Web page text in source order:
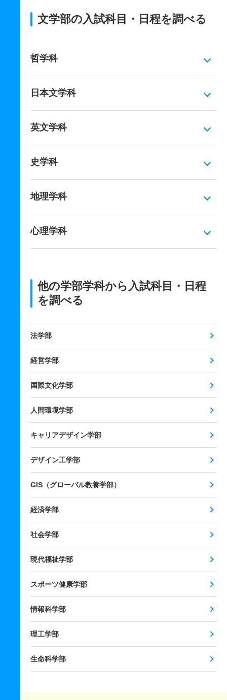
文学部の入試科目・日程を調べる
哲学科
日本文学科
英文学科
史学科
地理学科
心理学科
他の学部学科から入試科目・日程
を調べる
法学部
経営学部
国際文化学部
人間環境学部
キャリアデザイン学部
デザイン工学部
GIS（グローバル教養学部）
経済学部
社会学部
現代福祉学部
スポーツ健康学部
情報科学部
理工学部
生命科学部